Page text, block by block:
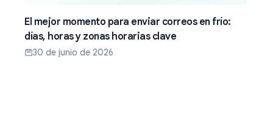
El mejor momento para enviar correos en frío:
días, horas y zonas horarias clave
30 de junio de 2026